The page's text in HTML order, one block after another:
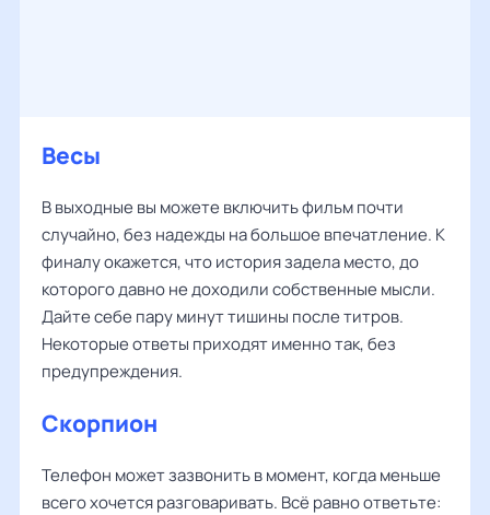
Весы
В выходные вы можете включить фильм почти
случайно, без надежды на большое впечатление. К
финалу окажется, что история задела место, до
которого давно не доходили собственные мысли.
Дайте себе пару минут тишины после титров.
Некоторые ответы приходят именно так, без
предупреждения.
Скорпион
Телефон может зазвонить в момент, когда меньше
всего хочется разговаривать. Всё равно ответьте: